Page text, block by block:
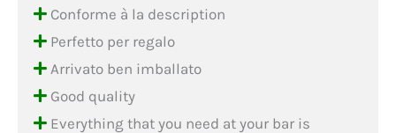
Conforme à la description
Perfetto per regalo
Arrivato ben imballato
Good quality
Everything that you need at your bar is